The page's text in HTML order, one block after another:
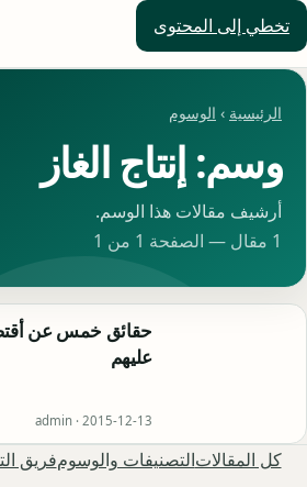
تخطي إلى المحتوى
حلول العالم
الرئيسية › الوسوم
وسم: إنتاج الغاز
أرشيف مقالات هذا الوسم.
1 مقال — الصفحة 1 من 1
حقائق خمس عن
عليهم
admin · 2015-12-13
كل المقالاتالتصنيفات والوسومفريق